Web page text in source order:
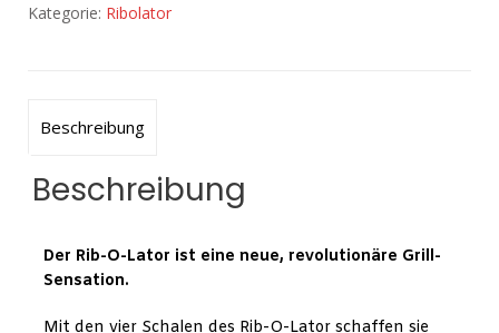
Kategorie: Ribolator
Beschreibung
Beschreibung
Der Rib-O-Lator ist eine neue, revolutionäre Grill-
Sensation.
Mit den vier Schalen des Rib-O-Lator schaffen sie